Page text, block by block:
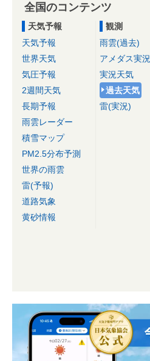
全国のコンテンツ
天気予報
天気予報
世界天気
気圧予報
2週間天気
長期予報
雨雲レーダー
積雪マップ
PM2.5分布予測
世界の雨雲
雷(予報)
道路気象
黄砂情報
観測
雨雲(過去)
アメダス実況
実況天気
過去天気
雷(実況)